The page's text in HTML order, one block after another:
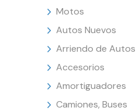
Motos
Autos Nuevos
Arriendo de Autos
Accesorios
Amortiguadores
Camiones, Buses